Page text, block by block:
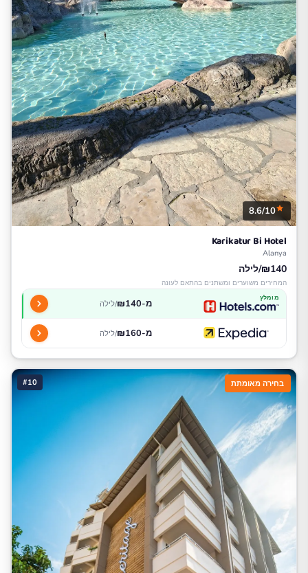
8.6/10
Karikatur Bi Hotel
Alanya
₪140/לילה
המחירים משוערים ומשתנים בהתאם לעונה
מומלץ מ-₪140 /לילה
מ-₪160 /לילה
#10 בחירה מאומתת